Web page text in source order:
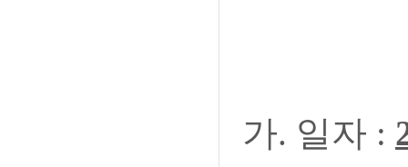
가. 일자 :